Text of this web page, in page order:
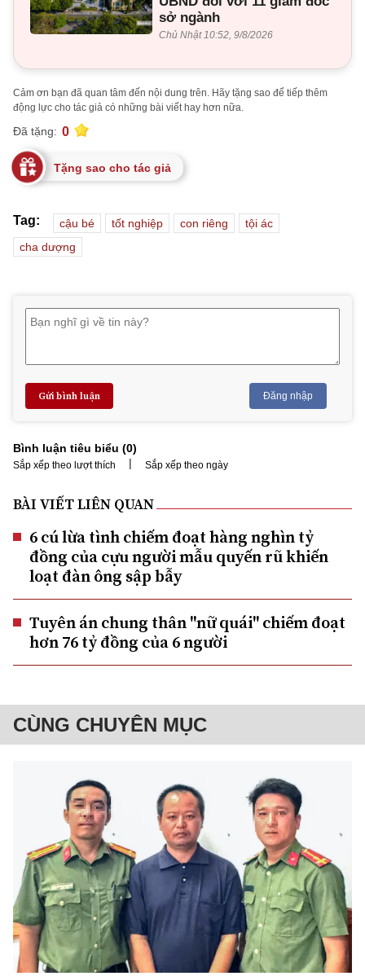
sở ngành
Chủ Nhật 10:52, 9/8/2026
Cảm ơn bạn đã quan tâm đến nội dung trên. Hãy tặng sao để tiếp thêm
động lực cho tác giả có những bài viết hay hơn nữa.
Đã tặng: 0
Tặng sao cho tác giả
Tag: cậu bé tốt nghiệp con riêng
tội ác
cha dượng
Gửi bình luận Đăng nhập
Bình luận tiêu biểu (0)
Sắp xếp theo lượt thích | Sắp xếp theo ngày
BÀI VIẾT LIÊN QUAN
6 cú lừa tình chiếm đoạt hàng nghìn tỷ
đồng của cựu người mẫu quyến rũ khiến
loạt đàn ông sập bẫy
Tuyên án chung thân "nữ quái" chiếm đoạt
hơn 76 tỷ đồng của 6 người
CÙNG CHUYÊN MỤC